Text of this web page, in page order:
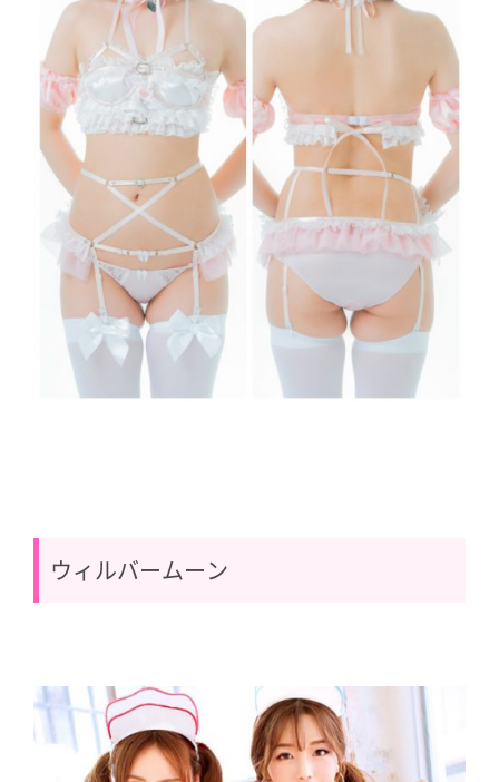
ウィルバームーン